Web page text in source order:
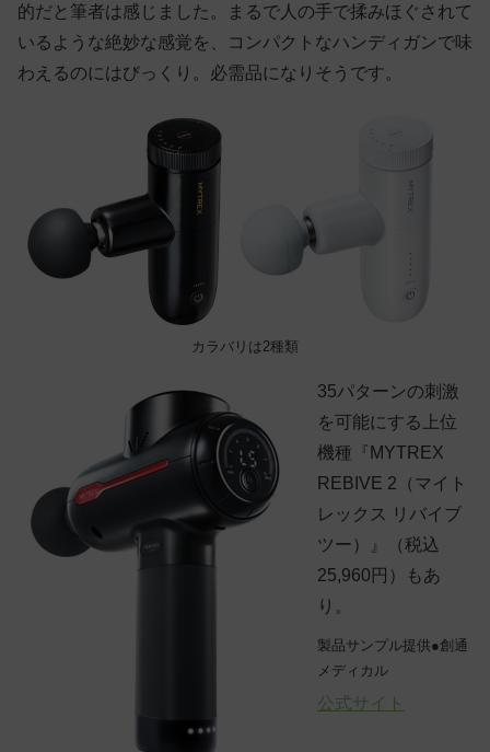
的だと筆者は感じました。まるで人の手で揉みほぐされて
いるような絶妙な感覚を、コンパクトなハンディガンで味
わえるのにはびっくり。必需品になりそうです。
カラバリは2種類
35パターンの刺激
を可能にする上位
機種『MYTREX
REBIVE 2（マイト
レックス リバイブ
ツー）』（税込
25,960円）もあ
り。
製品サンプル提供●創通
メディカル
公式サイト